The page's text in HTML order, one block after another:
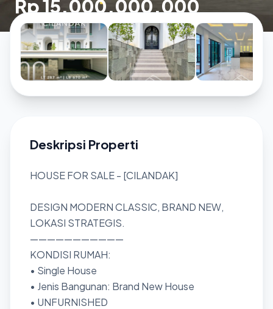
Rp 15.000.000.000
Deskripsi Properti
HOUSE FOR SALE - [CILANDAK]
DESIGN MODERN CLASSIC, BRAND NEW,
LOKASI STRATEGIS.
———————————
KONDISI RUMAH:
• Single House
• Jenis Bangunan: Brand New House
• UNFURNISHED